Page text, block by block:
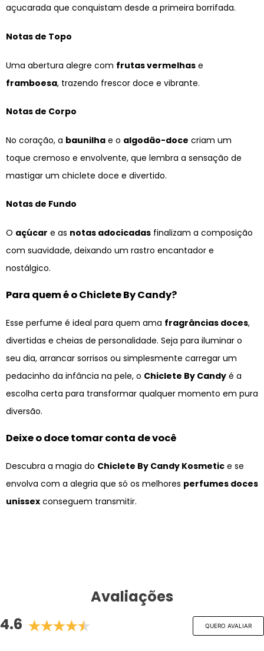
açucarada que conquistam desde a primeira borrifada.
Notas de Topo
Uma abertura alegre com frutas vermelhas e
framboesa, trazendo frescor doce e vibrante.
Notas de Corpo
No coração, a baunilha e o algodão-doce criam um
toque cremoso e envolvente, que lembra a sensação de
mastigar um chiclete doce e divertido.
Notas de Fundo
O açúcar e as notas adocicadas finalizam a composição
com suavidade, deixando um rastro encantador e
nostálgico.
Para quem é o Chiclete By Candy?
Esse perfume é ideal para quem ama fragrâncias doces,
divertidas e cheias de personalidade. Seja para iluminar o
seu dia, arrancar sorrisos ou simplesmente carregar um
pedacinho da infância na pele, o Chiclete By Candy é a
escolha certa para transformar qualquer momento em pura
diversão.
Deixe o doce tomar conta de você
Descubra a magia do Chiclete By Candy Kosmetic e se
envolva com a alegria que só os melhores perfumes doces
unissex conseguem transmitir.
Avaliações
4.6
QUERO AVALIAR